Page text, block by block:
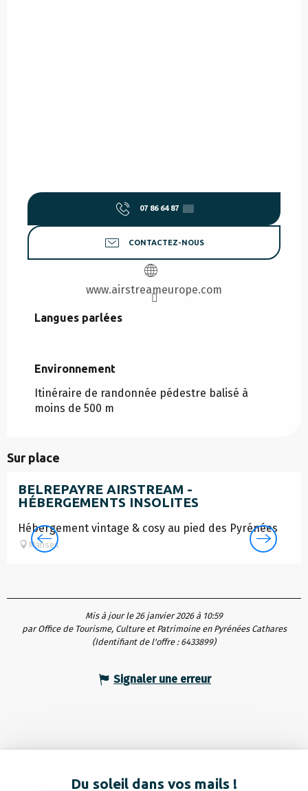
07 86 64 87 ▒▒
CONTACTEZ-NOUS
www.airstreameurope.com
Langues parlées
Langues parlées
Environnement
Environnement
Itinéraire de randonnée pédestre balisé à
moins de 500 m
Sur place
BELREPAYRE AIRSTREAM -
HÉBERGEMENTS INSOLITES
Hébergement vintage & cosy au pied des Pyrénées
Manses
Mis à jour le 26 janvier 2026 à 10:59
par Office de Tourisme, Culture et Patrimoine en Pyrénées Cathares
(Identifiant de l'offre : 6433899)
Signaler une erreur
Du soleil dans vos mails !